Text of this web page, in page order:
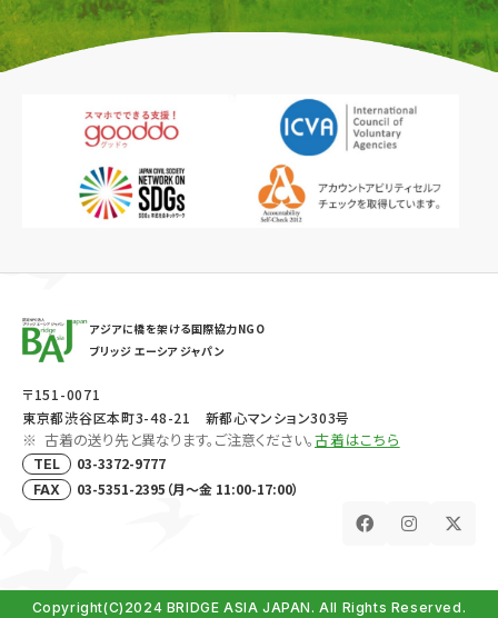
アジアに橋を架ける国際協力NGO
ブリッジ エーシア ジャパン
〒151-0071
東京都渋谷区本町3-48-21 新都心マンション303号
古着の送り先と異なります。ご注意ください。古着はこちら
TEL 03-3372-9777
FAX 03-5351-2395（月～金 11:00-17:00）
Copyright(C)2024 BRIDGE ASIA JAPAN. All Rights Reserved.